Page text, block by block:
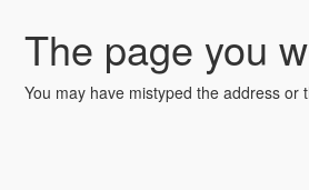
The page you
You may have mistyped the address or